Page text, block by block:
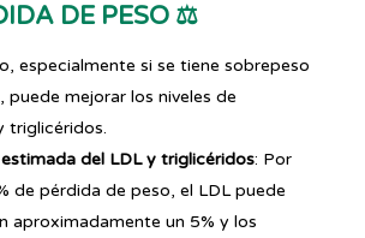
DE PESO ⚖️
especialmente si se tiene sobrepeso
puede mejorar los niveles de
triglicéridos.
del LDL y triglicéridos: Por
de pérdida de peso, el LDL puede
aproximadamente un 5% y los